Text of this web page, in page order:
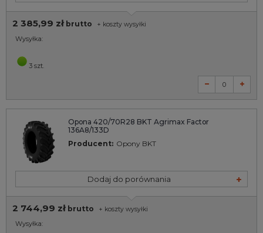
2 385,99 zł brutto + koszty wysyłki
Wysyłka:
3 szt.
Opona 420/70R28 BKT Agrimax Factor
136A8/133D
Producent: Opony BKT
Dodaj do porównania
2 744,99 zł brutto + koszty wysyłki
Wysyłka: